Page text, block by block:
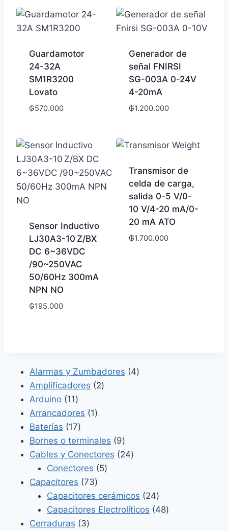
Guardamotor
24-32A
SM1R3200
Lovato
₲570.000
Generador de
señal FNIRSI
SG-003A 0-24V
4-20mA
₲1.200.000
Sensor Inductivo
LJ30A3-10 Z/BX
DC 6~36VDC
/90~250VAC
50/60Hz 300mA
NPN NO
₲195.000
Transmisor de
celda de carga,
salida 0-5 V/0-
10 V/4-20 mA/0-
20 mA ATO
₲1.700.000
Alarmas y Zumbadores 44
Amplificadores 22
Arduino 1111
productos
Arrancadores 11
Baterías 1717
productos
Bornes o terminales 99
productos
Cables y Conectores 2424
Conectores 55
Capacitores 7373
productos
Capacitores cerámicos 2424
productos
Capacitores Electrolíticos 4848
Cerraduras 33